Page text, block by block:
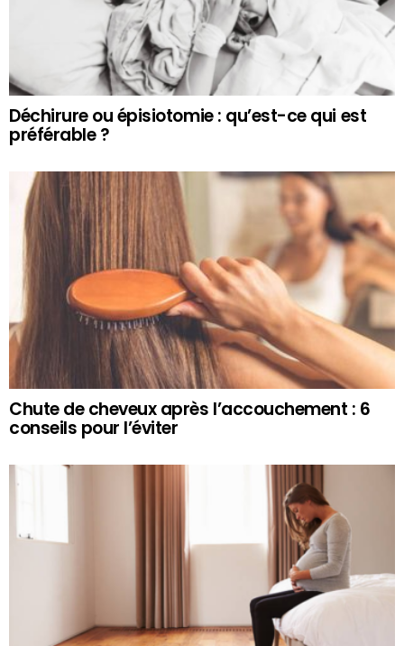
Déchirure ou épisiotomie : qu’est-ce qui est
préférable ?
Chute de cheveux après l’accouchement : 6
conseils pour l’éviter